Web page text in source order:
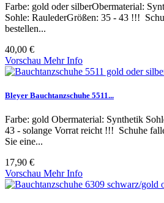
Farbe: gold oder silberObermaterial:
Sohle: RaulederGrößen: 35 - 43 !!!
bestellen...
40,00 €
Vorschau Mehr Info
Bleyer Bauchtanzschuhe 5511...
Farbe: gold Obermaterial: Synthetik
43 - solange Vorrat reicht !!! Schuhe
Sie eine...
17,90 €
Vorschau Mehr Info